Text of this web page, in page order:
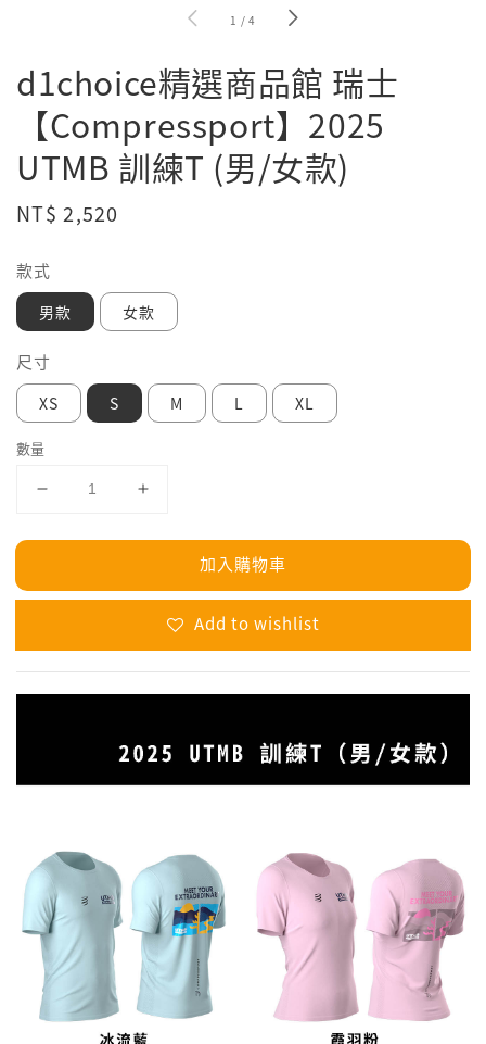
1 /4
d1choice精選商品館 瑞士
【Compressport】2025
UTMB 訓練T (男/女款)
Regular
NT$ 2,520
款式
男款 女款
尺寸
XS S M L XL
數量
加入購物車
Add to wishlist